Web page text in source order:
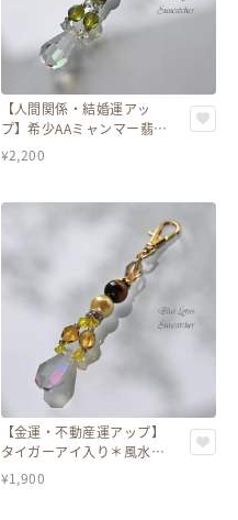
【人間関係・結婚運アッ
プ】希少AAミャンマー翡翠
入り＊＊風水ティアドロッ
プクリスタルチャーム
¥2,200
【金運・不動産運アップ】
タイガーアイ入り＊風水テ
ィアドロップクリスタルチ
ャーム
¥1,900